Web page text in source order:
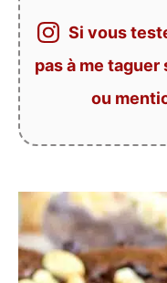
Si vous
pas à me
ou